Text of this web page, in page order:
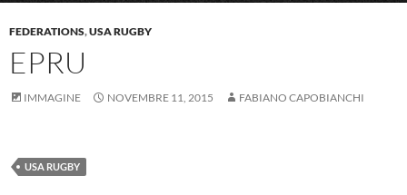
FEDERATIONS,USA RUGBY
EPRU
IMMAGINE NOVEMBRE 11, 2015 FABIANO CAPOBIANCHI
USA RUGBY